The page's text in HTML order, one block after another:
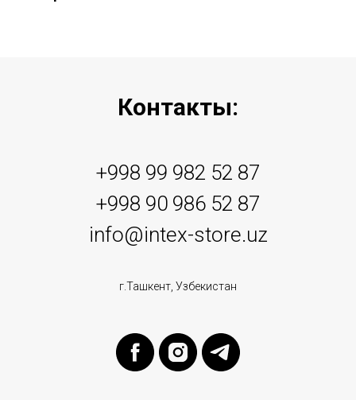
Контакты:
+998 99 982 52 87
+998 90 986 52 87
info@intex-store.uz
г.Ташкент, Узбекистан